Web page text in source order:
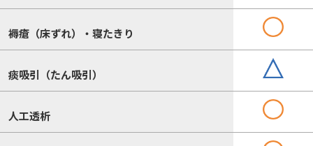
褥瘡（床ずれ）・寝たきり
痰吸引（たん吸引）
人工透析